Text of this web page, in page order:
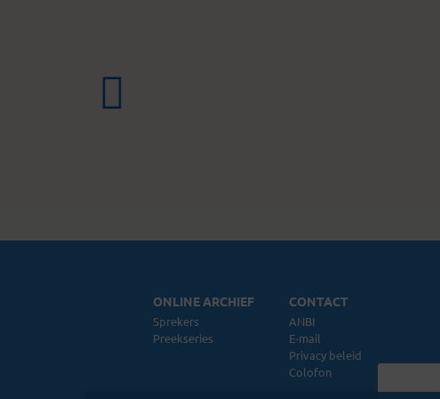
ONLINE ARCHIEF
Sprekers
Preekseries
CONTACT
ANBI
E-mail
Privacy beleid
Colofon